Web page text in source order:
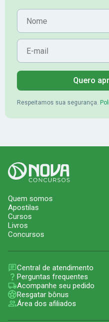
Nome
E-mail
Quero
Respeitamos sua segurança.
Quem somos
Apostilas
Cursos
Livros
Concursos
Central de atendimento
Perguntas frequentes
Acompanhe seu pedido
Resgatar bônus
Área dos afiliados